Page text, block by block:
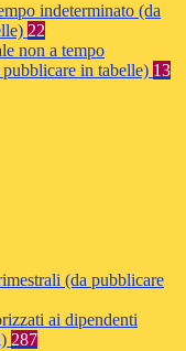
indeterminato (da
22
non a tempo
in tabelle) 13
(da pubblicare
ai dipendenti
287